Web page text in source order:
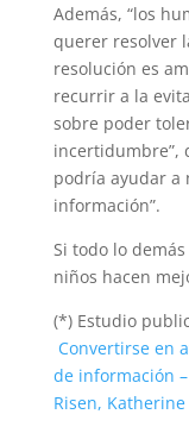
Además, “los
querer resolver
resolución es
recurrir a la
sobre poder
incertidumbre”,
podría ayudar a
información”.
Si todo lo
niños hacen
(*) Estudio
Convertirse en
de información
Risen,